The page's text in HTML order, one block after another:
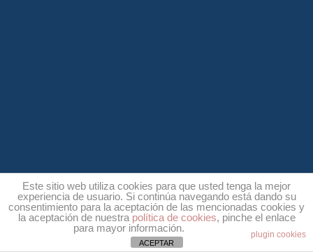
Este sitio web utiliza cookies para que usted tenga la mejor
experiencia de usuario. Si continúa navegando está dando su
consentimiento para la aceptación de las mencionadas cookies y
la aceptación de nuestra política de cookies, pinche el enlace
para mayor información.
plugin cookies
ACEPTAR